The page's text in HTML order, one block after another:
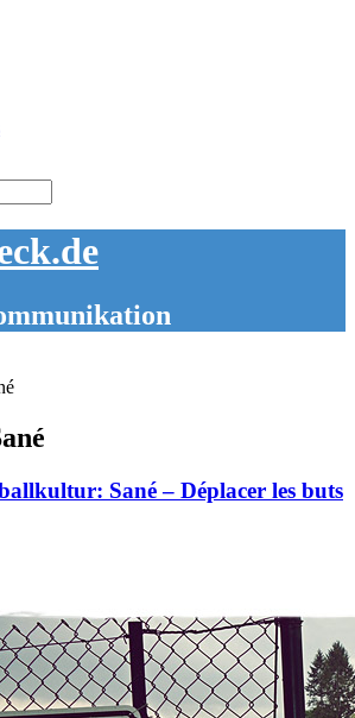
Sané – Déplacer les buts